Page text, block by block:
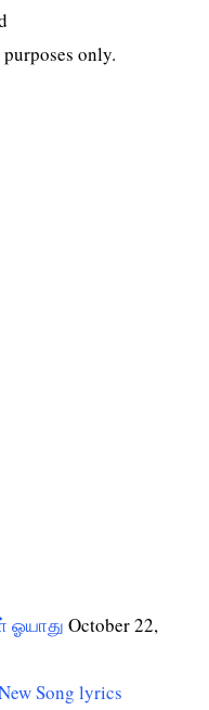
only.
ஓயாது October 22,
Song lyrics